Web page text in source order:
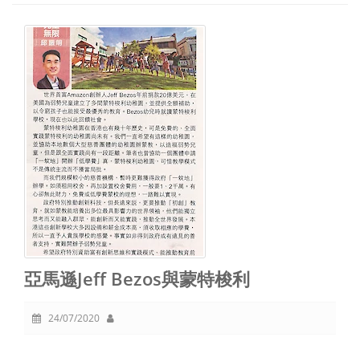
亞馬遜Jeff Bezos與蒙特梭利
24/07/2020